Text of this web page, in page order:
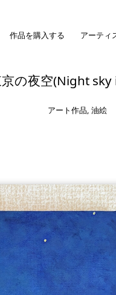
作品を購入する アーティ
の夜空(Night sky
アート作品, 油絵